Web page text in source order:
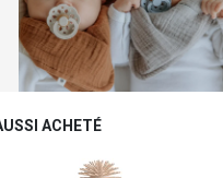
ACHETÉ